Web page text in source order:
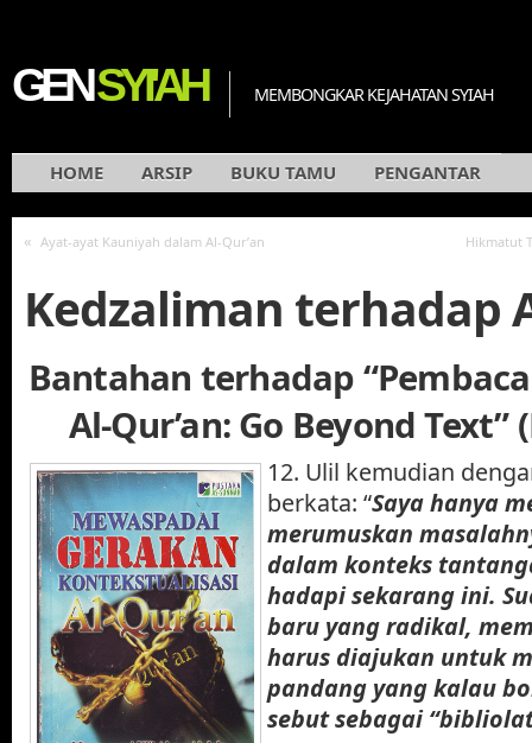
GENSYI'AH MEMBONGKAR KEJAHATAN SYIAH
HOME ARSIP BUKU TAMU PENGANTAR
« Ayat-ayat Kauniyah dalam Al-Qur’an Hikmatut
Kedzaliman terhadap
Bantahan terhadap
Al-Qur’an: Go Beyond Text”
12. Ulil kemudian
berkata: “Saya hanya
merumuskan
dalam konteks
hadapi sekarang ini.
baru yang radikal,
harus diajukan untuk
pandang yang kalau
sebut sebagai